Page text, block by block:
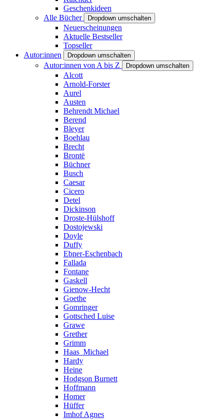
Geschenkideen
Alle Bücher
Dropdown umschalten
Neuerscheinungen
Aktuelle Bestseller
Topseller
Autor:innen
Dropdown umschalten
Autor:innen von A bis Z Dropdown umschalten
Alcott
Arnold-Forster
Aurel
Austen
Behrendt Michael
Berend
Bleyer
Boehlau
Brecht
Brontë
Büchner
Busch
Caesar
Cicero
Detel
Dickinson
Droste-Hülshoff
Dostojewski
Doyle
Duffy
Ebner-Eschenbach
Fallada
Fontane
Gaskell
Gienow-Hecht
Goethe
Gomringer
Gottsched Luise
Grawe
Grether
Grimm
Haas_Michael
Hardy
Heine
Hodgson Burnett
Hoffmann
Homer
Hüffer
Imhof Agnes